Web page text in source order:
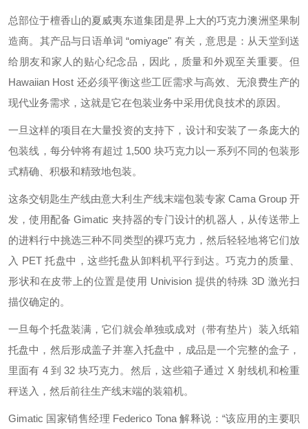
总部位于檀香山的夏威夷东道集团是界上大的巧克力澳洲坚果制
造商。其产品与日语单词 “omiyage" 有关，意思是：从天堂到送
给朋友和家人的贴心纪念品，因此，质量和外观至关重要。但
Hawaiian Host 还必须平衡这些工匠需求与高效、无浪费生产的
现代业务需求，这就是它在包装业务中采用优良技术的原因。
一旦这样的项目在大量投资的支持下，设计和安装了一条庞大的
包装线，每分钟将有超过 1,500 块巧克力以一系列不同的包装形
式精确、积极和精致地包装。
这条交钥匙生产线由意大利生产线末端包装专家 Cama Group 开
发，使用配备 Gimatic 夹持器的专门设计的机器人，从传送带上
的进料行中挑选三种不同类型的裸巧克力，然后轻轻地将它们放
入 PET 托盘中，这些托盘从卸料机平行到达。巧克力的质量、
形状和在皮带上的位置是使用 Univision 提供的特殊 3D 激光扫
描仪确定的。
一旦每个托盘装满，它们就会单独或成对（带有垫片）装入纸箱
托盘中，然后形成盖子并塞入托盘中，成品是一个完整的盒子，
里面有 4 到 32 块巧克力。然后，这些箱子通过 X 射线机和检重
秤送入，然后前往生产线末端的装箱机。
Gimatic 国家销售经理 Federico Tona 解释说：“该应用的主要职